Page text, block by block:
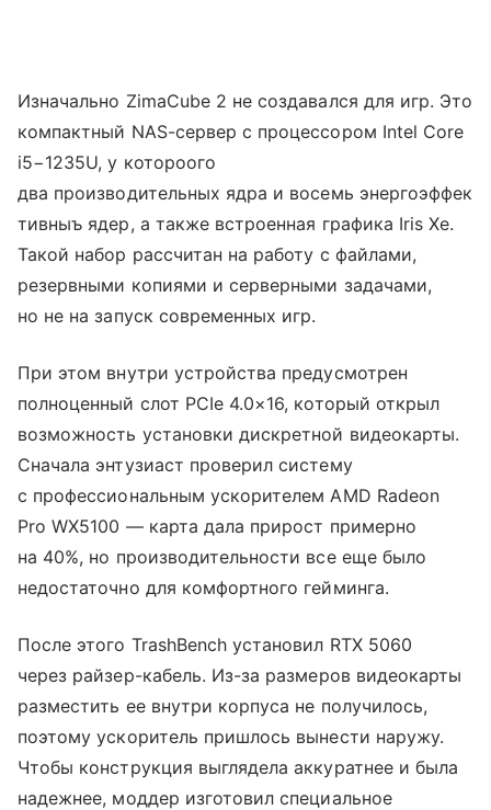
Изначально ZimaCube 2 не создавался для игр. Это
компактный NAS-сервер с процессором Intel Core
i5−1235U, у котороого
два производительных ядра и восемь энергоэффек
тивныъ ядер, а также встроенная графика Iris Xe.
Такой набор рассчитан на работу с файлами,
резервными копиями и серверными задачами,
но не на запуск современных игр.
При этом внутри устройства предусмотрен
полноценный слот PCIe 4.0×16, который открыл
возможность установки дискретной видеокарты.
Сначала энтузиаст проверил систему
с профессиональным ускорителем AMD Radeon
Pro WX5100 — карта дала прирост примерно
на 40%, но производительности все еще было
недостаточно для комфортного гейминга.
После этого TrashBench установил RTX 5060
через райзер-кабель. Из-за размеров видеокарты
разместить ее внутри корпуса не получилось,
поэтому ускоритель пришлось вынести наружу.
Чтобы конструкция выглядела аккуратнее и была
надежнее, моддер изготовил специальное